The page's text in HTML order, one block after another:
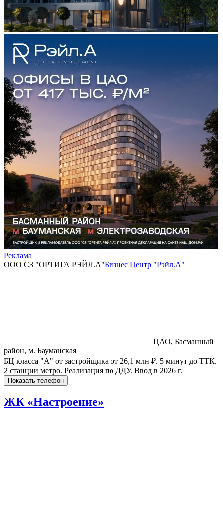
Реклама
ООО СЗ "ОРТИГА РЭЙЛ.А"Бизнес Центр "Рэйл.А"
ЦАО, Басманный
район, м. Бауманская
БЦ класса "А" от застройщика от 26,1 млн ₽. 5 минут до ТТК.
2 станции метро. Реализация по ДДУ. Ввод в 2026 г.
Показать телефон
ЖК «Настроение»